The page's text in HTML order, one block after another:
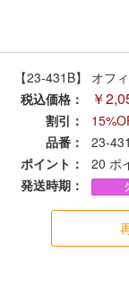
お役立ち情報
鉄道模型の情報
メルマガ登録
【23-431B】 オフ
税込価格：
￥
割引：
品番：
23-
ポイント：
20 ポ
発送時期：